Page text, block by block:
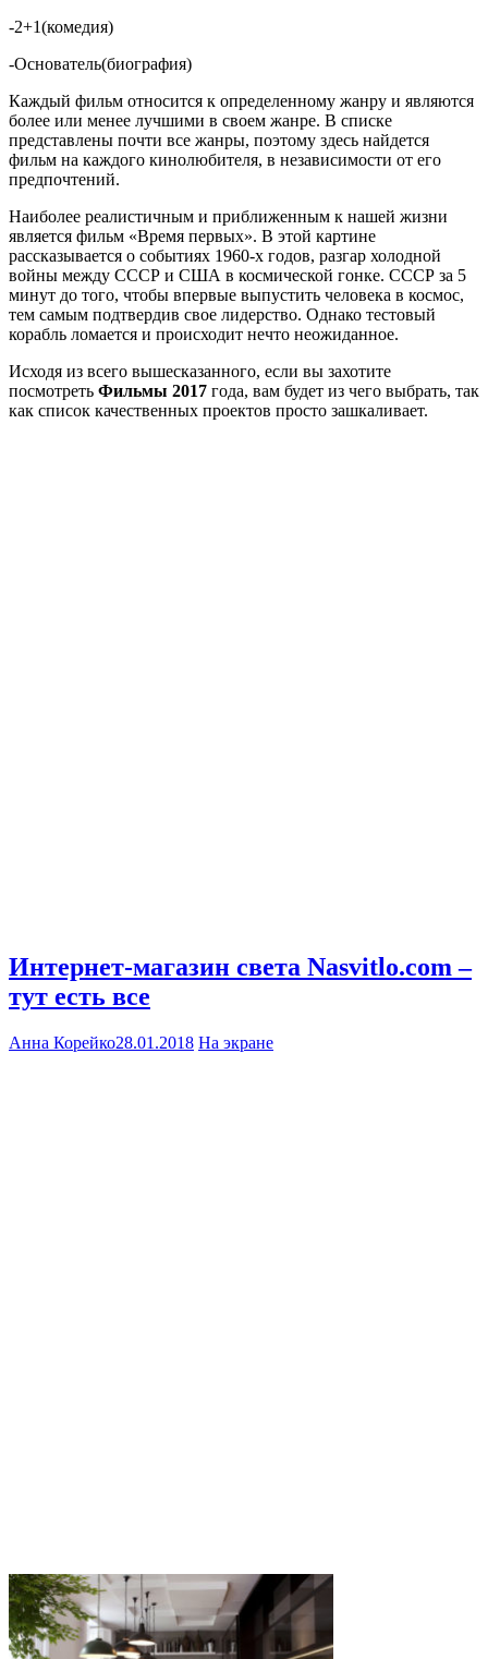
-2+1(комедия)
-Основатель(биография)
Каждый фильм относится к определенному жанру и являются
более или менее лучшими в своем жанре. В списке
представлены почти все жанры, поэтому здесь найдется
фильм на каждого кинолюбителя, в независимости от его
предпочтений.
Наиболее реалистичным и приближенным к нашей жизни
является фильм «Время первых». В этой картине
рассказывается о событиях 1960-х годов, разгар холодной
войны между СССР и США в космической гонке. СССР за 5
минут до того, чтобы впервые выпустить человека в космос,
тем самым подтвердив свое лидерство. Однако тестовый
корабль ломается и происходит нечто неожиданное.
Исходя из всего вышесказанного, если вы захотите
посмотреть Фильмы 2017 года, вам будет из чего выбрать, так
как список качественных проектов просто зашкаливает.
Интернет-магазин света Nasvitlo.com –
тут есть все
Анна Корейко28.01.2018 На экране